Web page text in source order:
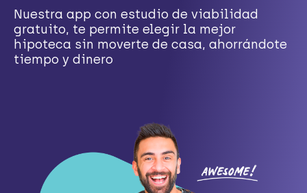
Nuestra app con estudio de viabilidad
gratuito, te permite elegir la mejor
hipoteca sin moverte de casa, ahorrándote
tiempo y dinero